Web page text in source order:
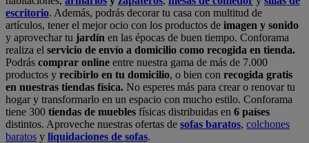
escritorio. Además, podrás decorar tu casa con multitud de
artículos, tener el mejor ocio con los productos de imagen y sonido
y aprovechar tu jardín en las épocas de buen tiempo. Conforama
realiza el servicio de envío a domicilio como recogida en tienda.
Podrás comprar online entre nuestra gama de más de 7.000
productos y recibirlo en tu domicilio, o bien con recogida gratis
en nuestras tiendas física. No esperes más para crear o renovar tu
hogar y transformarlo en un espacio con mucho estilo. Conforama
tiene 300 tiendas de muebles físicas distribuidas en 6 países
distintos. Aproveche nuestras ofertas de sofas baratos, colchones
baratos y liquidaciones de sofas.